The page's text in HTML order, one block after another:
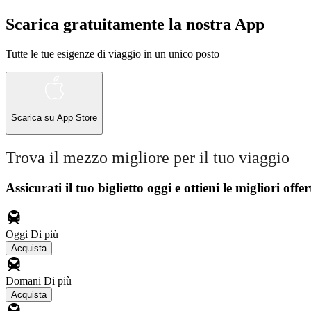
Scarica gratuitamente la nostra App
Tutte le tue esigenze di viaggio in un unico posto
Scarica su App Store
Trova il mezzo migliore per il tuo viaggio
Assicurati il ​​tuo biglietto oggi e ottieni le migliori
Oggi Di più
Acquista
Domani Di più
Acquista